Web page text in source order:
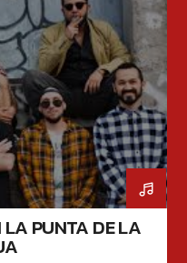
LA PUNTA DE LA